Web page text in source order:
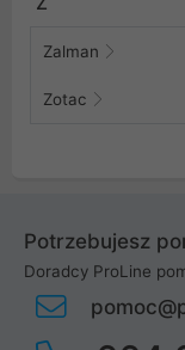
Zalman
Zotac
Potrzebujesz
Doradcy ProLine